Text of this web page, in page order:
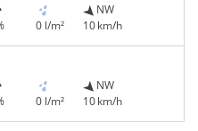
0 l/m²
NW
10 km/h
0 l/m²
NW
10 km/h